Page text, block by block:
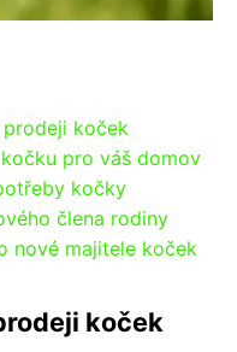
koček
pro váš domov
kočky
člena rodiny
nové majitele koček
koček